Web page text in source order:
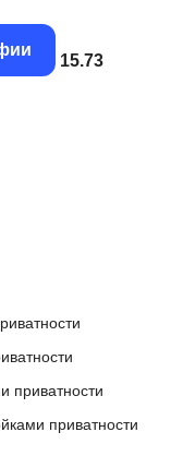
15.43
приватности
приватности